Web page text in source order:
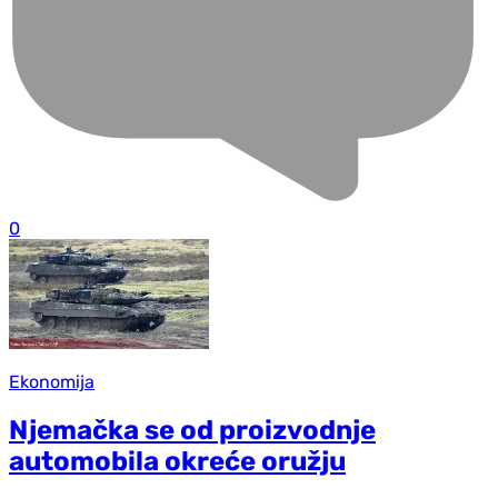
0
Ekonomija
Njemačka se od proizvodnje
automobila okreće oružju